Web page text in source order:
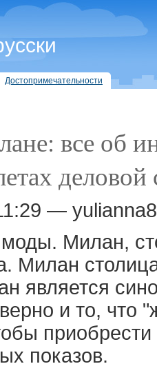
Достопримечательности
все об
—
моды. Милан,
Милан
является
и то, что
показов.